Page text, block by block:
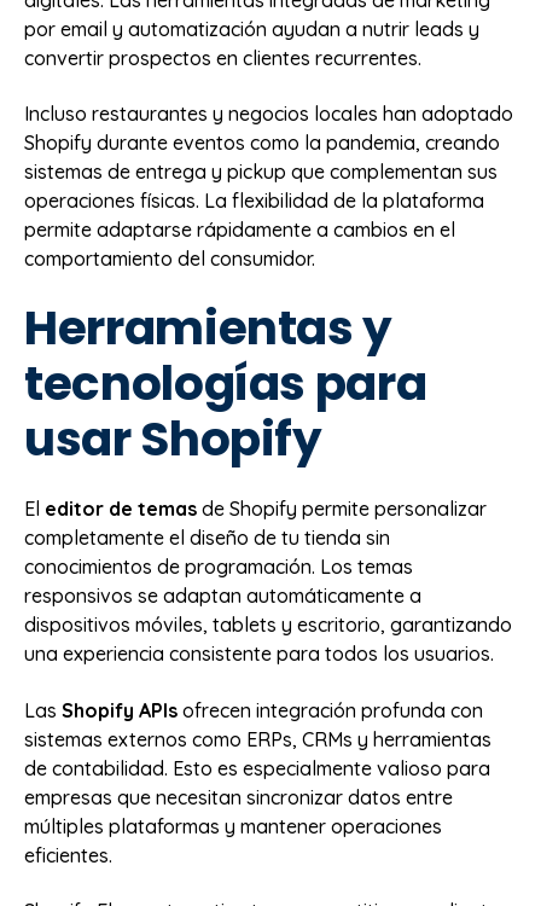
por email y automatización ayudan a nutrir leads y
convertir prospectos en clientes recurrentes.
Incluso restaurantes y negocios locales han adoptado
Shopify durante eventos como la pandemia, creando
sistemas de entrega y pickup que complementan sus
operaciones físicas. La flexibilidad de la plataforma
permite adaptarse rápidamente a cambios en el
comportamiento del consumidor.
Herramientas y
tecnologías para
usar Shopify
El editor de temas de Shopify permite personalizar
completamente el diseño de tu tienda sin
conocimientos de programación. Los temas
responsivos se adaptan automáticamente a
dispositivos móviles, tablets y escritorio, garantizando
una experiencia consistente para todos los usuarios.
Las Shopify APIs ofrecen integración profunda con
sistemas externos como ERPs, CRMs y herramientas
de contabilidad. Esto es especialmente valioso para
empresas que necesitan sincronizar datos entre
múltiples plataformas y mantener operaciones
eficientes.